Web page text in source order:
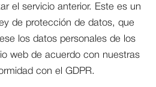
el servicio anterior. Este es un
de protección de datos, que
los datos personales de los
web de acuerdo con nuestras
con el GDPR.